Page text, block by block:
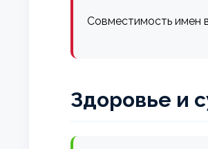
Совместимость имен
Здоровье и